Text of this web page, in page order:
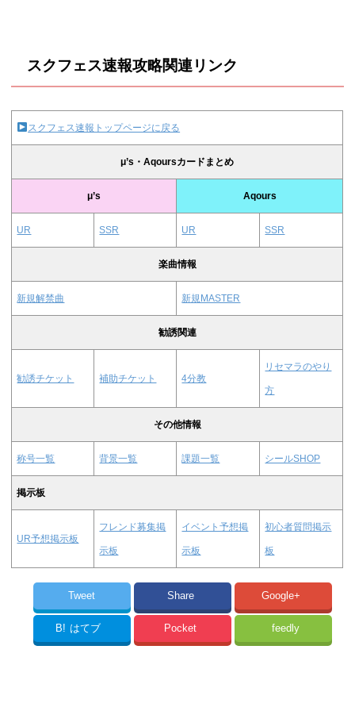
スクフェス速報攻略関連リンク
スクフェス速報トップページに戻る
μ’s・Aqoursカードまとめ
μ’s Aqours
UR SSR UR SSR
楽曲情報
新規解禁曲 新規MASTER
勧誘関連
勧誘チケット 補助チケット 4分教
リセマラのやり
方
その他情報
称号一覧 背景一覧 課題一覧 シールSHOP
掲示板
UR予想掲示板
フレンド募集掲
示板
イベント予想掲
示板
初心者質問掲示
板
Tweet Share Google+
B! はてブ Pocket feedly